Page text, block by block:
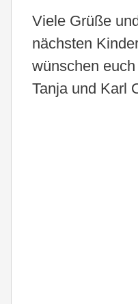
Viele Grüße
nächsten
wünschen euch
Tanja und Karl